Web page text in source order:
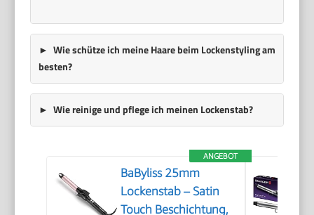
Wie schütze ich meine Haare beim Lockenstyling am
besten?
Wie reinige und pflege ich meinen Lockenstab?
ANGEBOT
BaByliss 25mm
Lockenstab – Satin
Touch Beschichtung,